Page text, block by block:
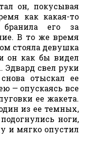
он, покусывая
как какая-то
бранила его за
В то же время
стояла девушка
он как бы видел
Эдвард свел руки
отыскал ее
— опускаясь все
ее жакета.
из ее темных,
ноги,
и мягко опустил